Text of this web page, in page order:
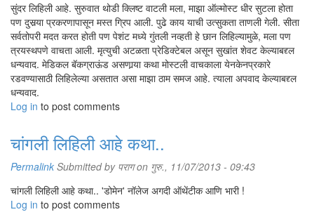
सुंदर लिहिली आहे. सुरुवात थोडी क्लिष्ट वाटली मला, माझा ऑल्मोस्ट धीर सुटला होता
पण दुसर्‍या प्रकरणापासून मस्त ग्रिप आली. पुढे काय याची उत्सुकता ताणली गेली. सीता
सर्वतोपरी मदत करत होती पण पेशंट मध्ये गुंतली नव्हती हे छान लिहिल्यामुळे, मला पण
त्रयस्थपणे वाचता आली. मृत्युची अटळता प्रेडिक्टेबल असून सुखांत शेवट केल्याबद्द्ल
धन्यवाद. मेडिकल बॅकग्राऊंड असणार्‍या कथा मोस्टली वाचकाला येनकेनप्रकारे
रडवण्यासाठी लिहिलेल्या असतात असा माझा ठाम समज आहे. त्याला अपवाद केल्याबद्द्ल
धन्यवाद.
Log in to post comments
चांगली लिहिली आहे कथा..
Permalink Submitted by परागon गुरु., 11/07/2013 - 09:43
चांगली लिहिली आहे कथा.. 'डोमेन' नॉलेज अगदी ऑथेंटीक आणि भारी !
Log in to post comments